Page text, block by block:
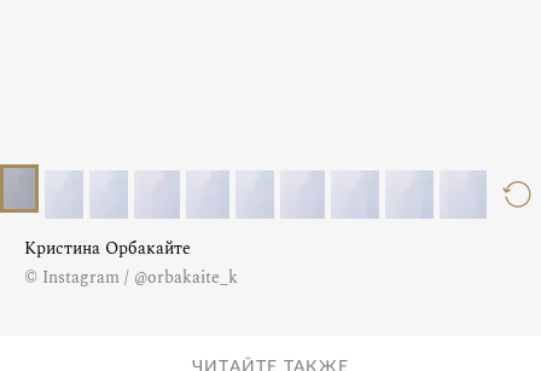
Кристина Орбакайте
© Instagram / @orbakaite_k
ЧИТАЙТЕ ТАКЖЕ